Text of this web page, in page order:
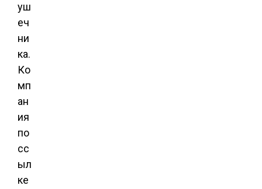
уш
еч
ни
ка.
Ко
мп
ан
ия
по
сс
ыл
ке